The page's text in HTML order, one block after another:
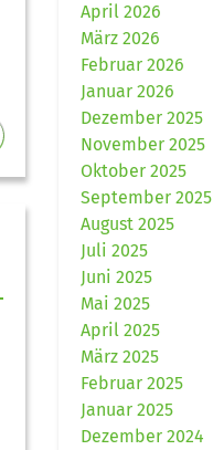
April 2026
März 2026
Februar 2026
Januar 2026
Dezember 2025
November 2025
Oktober 2025
September 2025
August 2025
Juli 2025
Juni 2025
Mai 2025
April 2025
März 2025
Februar 2025
Januar 2025
Dezember 2024